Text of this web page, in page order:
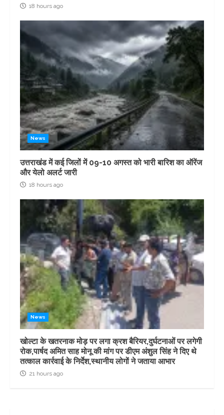
18 hours ago
News
उत्तराखंड में कई जिलों में 09-10 अगस्त को भारी बारिश का ऑरेंज
और येलो अलर्ट जारी
18 hours ago
News
खोल्टा के खतरनाक मोड़ पर लगा क्रश बैरियर,दुर्घटनाओं पर लगेगी
रोक,पार्षद अमित साह मोनू की मांग पर डीएम अंशुल सिंह ने दिए थे
तत्काल कार्रवाई के निर्देश,स्थानीय लोगों ने जताया आभार
21 hours ago